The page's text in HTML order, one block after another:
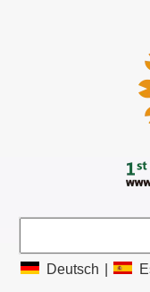
Deutsch